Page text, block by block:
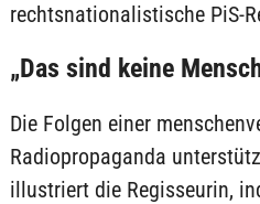
rechtsnationalistische PiS-
„Das sind keine
Die Folgen einer
Radiopropaganda
illustriert die Regisseurin,